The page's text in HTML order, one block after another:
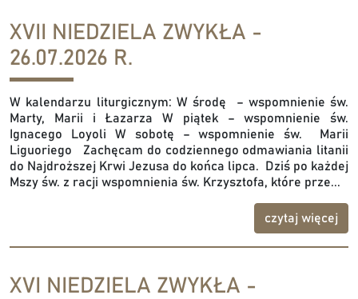
XVII NIEDZIELA ZWYKŁA -
26.07.2026 R.
W kalendarzu liturgicznym: W środę – wspomnienie św.
Marty, Marii i Łazarza W piątek – wspomnienie św.
Ignacego Loyoli W sobotę – wspomnienie św. Marii
Liguoriego Zachęcam do codziennego odmawiania litanii
do Najdroższej Krwi Jezusa do końca lipca. Dziś po każdej
Mszy św. z racji wspomnienia św. Krzysztofa, które prze...
czytaj więcej
XVI NIEDZIELA ZWYKŁA -